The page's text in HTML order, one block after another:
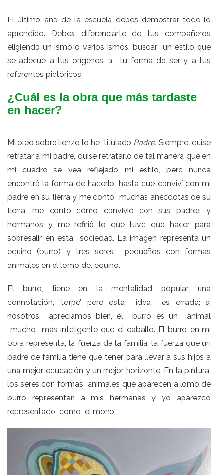
El último año de la escuela debes demostrar todo lo
aprendido. Debes diferenciarte de tus compañeros
eligiendo un ismo o varios ismos, buscar un estilo que
se adecue a tus orígenes, a tu forma de ser y a tus
referentes pictóricos.
¿Cuál es la obra que más tardaste
en hacer?
Mi óleo sobre lienzo lo he titulado Padre. Siempre, quise
retratar a mi padre, quise retratarlo de tal manera que en
mi cuadro se vea reflejado mi estilo, pero nunca
encontré la forma de hacerlo, hasta que conviví con mi
padre en su tierra y me contó muchas anécdotas de su
tierra, me contó cómo convivió con sus padres y
hermanos y me refirió lo que tuvo que hacer para
sobresalir en esta sociedad. La imagen representa un
equino (burro) y tres seres pequeños con formas
animales en el lomo del equino.
El burro, tiene en la mentalidad popular una
connotación, ‘torpe’ pero esta idea es errada; si
nosotros apreciamos bien, el burro es un animal
mucho más inteligente que el caballo. El burro en mi
obra representa, la fuerza de la familia, la fuerza que un
padre de familia tiene que tener para llevar a sus hijos a
una mejor educación y un mejor horizonte. En la pintura,
los seres con formas animales que aparecen a lomo de
burro representan a mis hermanas y yo aparezco
representado como el mono.